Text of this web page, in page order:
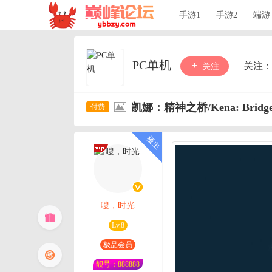
手游1 手游2 端游
PC单机 关注 关注：
凯娜：精神之桥/Kena:
嗖，时光
Lv.8
极品会员
靓号：888888